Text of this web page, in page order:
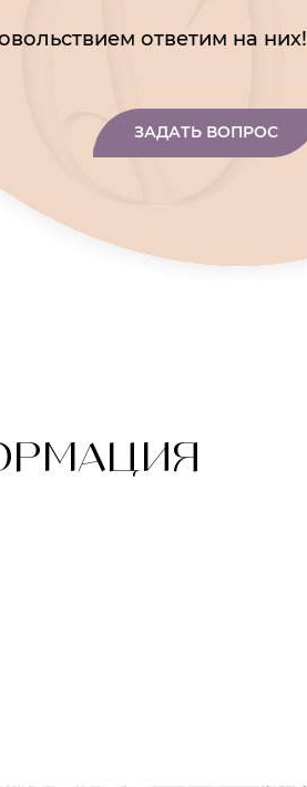
ответим на них!
ЗАДАТЬ ВОПРОС